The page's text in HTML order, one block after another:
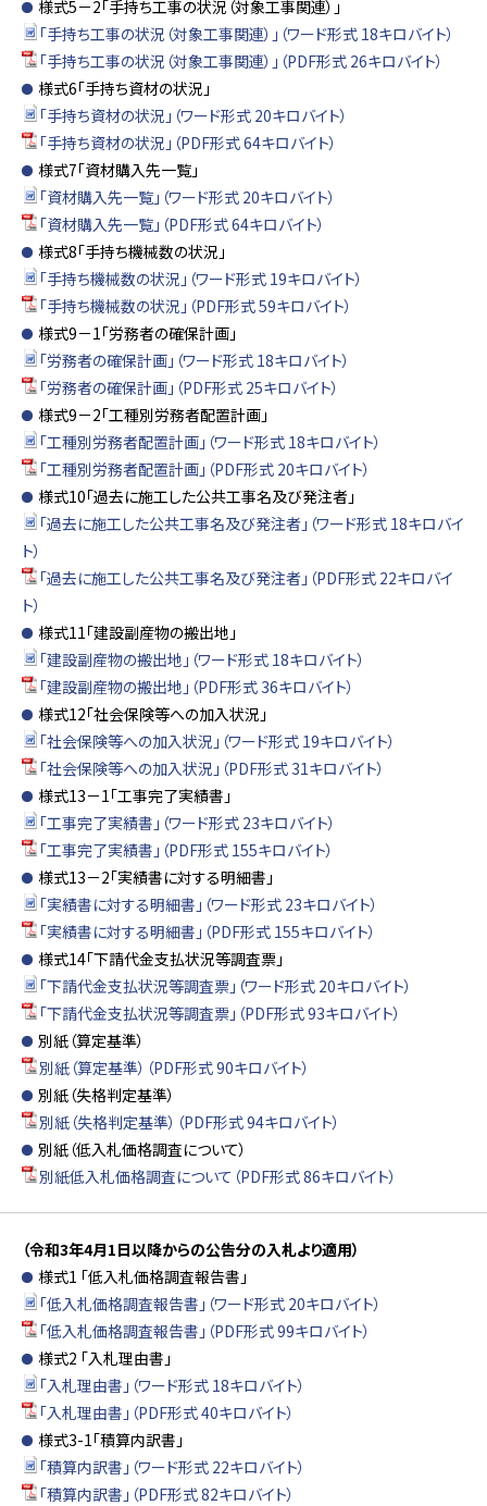
様式5－2「手持ち工事の状況（対象工事関連）」
「手持ち工事の状況（対象工事関連）」（ワード形式 18キロバイト）
「手持ち工事の状況（対象工事関連）」（PDF形式 26キロバイト）
様式6「手持ち資材の状況」
「手持ち資材の状況」（ワード形式 20キロバイト）
「手持ち資材の状況」（PDF形式 64キロバイト）
様式7「資材購入先一覧」
「資材購入先一覧」（ワード形式 20キロバイト）
「資材購入先一覧」（PDF形式 64キロバイト）
様式8「手持ち機械数の状況」
「手持ち機械数の状況」（ワード形式 19キロバイト）
「手持ち機械数の状況」（PDF形式 59キロバイト）
様式9－1「労務者の確保計画」
「労務者の確保計画」（ワード形式 18キロバイト）
「労務者の確保計画」（PDF形式 25キロバイト）
様式9－2「工種別労務者配置計画」
「工種別労務者配置計画」（ワード形式 18キロバイト）
「工種別労務者配置計画」（PDF形式 20キロバイト）
様式10「過去に施工した公共工事名及び発注者」
「過去に施工した公共工事名及び発注者」（ワード形式 18キロバイ
ト）
「過去に施工した公共工事名及び発注者」（PDF形式 22キロバイ
ト）
様式11「建設副産物の搬出地」
「建設副産物の搬出地」（ワード形式 18キロバイト）
「建設副産物の搬出地」（PDF形式 36キロバイト）
様式12「社会保険等への加入状況」
「社会保険等への加入状況」（ワード形式 19キロバイト）
「社会保険等への加入状況」（PDF形式 31キロバイト）
様式13－1「工事完了実績書」
「工事完了実績書」（ワード形式 23キロバイト）
「工事完了実績書」（PDF形式 155キロバイト）
様式13－2「実績書に対する明細書」
「実績書に対する明細書」（ワード形式 23キロバイト）
「実績書に対する明細書」（PDF形式 155キロバイト）
様式14「下請代金支払状況等調査票」
「下請代金支払状況等調査票」（ワード形式 20キロバイト）
「下請代金支払状況等調査票」（PDF形式 93キロバイト）
別紙（算定基準）
別紙（算定基準）（PDF形式 90キロバイト）
別紙（失格判定基準）
別紙（失格判定基準）（PDF形式 94キロバイト）
別紙（低入札価格調査について）
別紙低入札価格調査について（PDF形式 86キロバイト）
（令和3年4月1日以降からの公告分の入札より適用）
様式1 「低入札価格調査報告書」
「低入札価格調査報告書」（ワード形式 20キロバイト）
「低入札価格調査報告書」（PDF形式 99キロバイト）
様式2 「入札理由書」
「入札理由書」（ワード形式 18キロバイト）
「入札理由書」（PDF形式 40キロバイト）
様式3-1「積算内訳書」
「積算内訳書」（ワード形式 22キロバイト）
「積算内訳書」（PDF形式 82キロバイト）